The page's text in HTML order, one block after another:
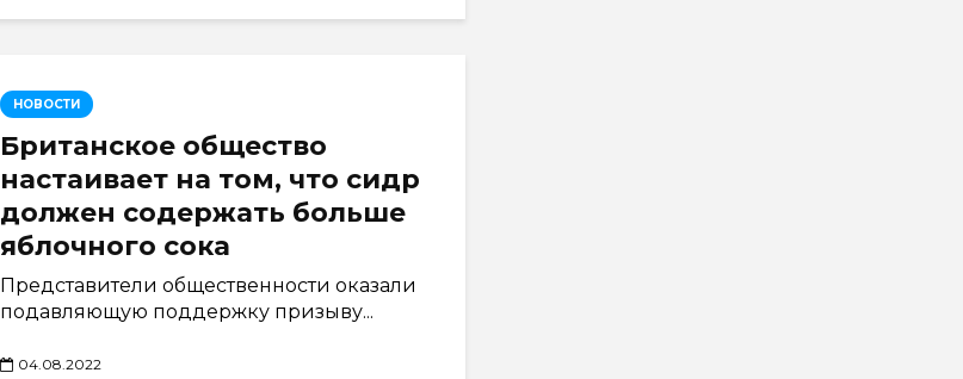
НОВОСТИ
Британское общество
настаивает на том, что сидр
должен содержать больше
яблочного сока
Представители общественности оказали
подавляющую поддержку призыву...
04.08.2022